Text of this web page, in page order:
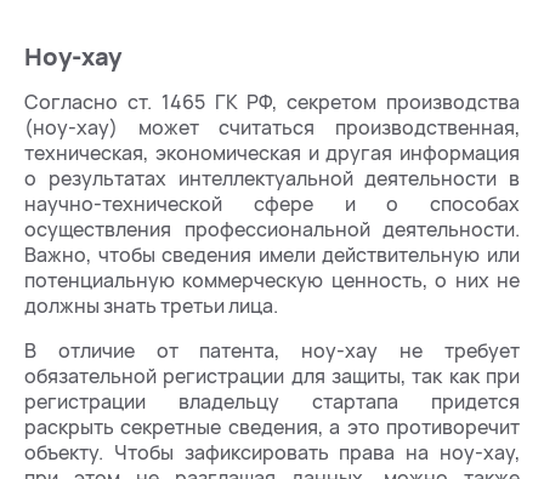
Ноу-хау
Согласно ст. 1465 ГК РФ, секретом производства
(ноу-хау) может считаться производственная,
техническая, экономическая и другая информация
о результатах интеллектуальной деятельности в
научно-технической сфере и о способах
осуществления профессиональной деятельности.
Важно, чтобы сведения имели действительную или
потенциальную коммерческую ценность, о них не
должны знать третьи лица.
В отличие от патента, ноу-хау не требует
обязательной регистрации для защиты, так как при
регистрации владельцу стартапа придется
раскрыть секретные сведения, а это противоречит
объекту. Чтобы зафиксировать права на ноу-хау,